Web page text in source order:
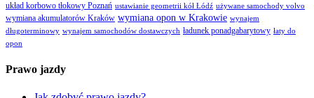
układ korbowo tłokowy Poznań ustawianie geometrii kół Łódź używane samochody volvo
wymiana akumulatorów Kraków wymiana opon w Krakowie wynajem
długoterminowy wynajem samochodów dostawczych ładunek ponadgabarytowy łaty do
opon
Prawo jazdy